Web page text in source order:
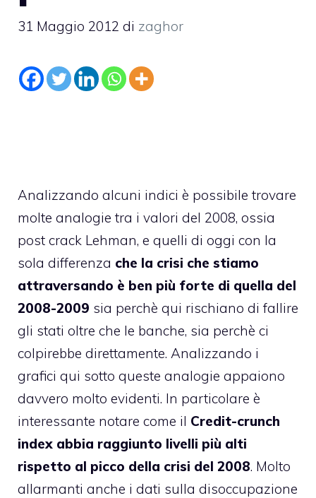
31 Maggio 2012 di zaghor
Analizzando alcuni indici è possibile trovare
molte analogie tra i valori del 2008, ossia
post crack Lehman, e quelli di oggi con la
sola differenza che la crisi che stiamo
attraversando è ben più forte di quella del
2008-2009 sia perchè qui rischiano di fallire
gli stati oltre che le banche, sia perchè ci
colpirebbe direttamente. Analizzando i
grafici qui sotto queste analogie appaiono
davvero molto evidenti. In particolare è
interessante notare come il Credit-crunch
index abbia raggiunto livelli più alti
rispetto al picco della crisi del 2008. Molto
allarmanti anche i dati sulla disoccupazione